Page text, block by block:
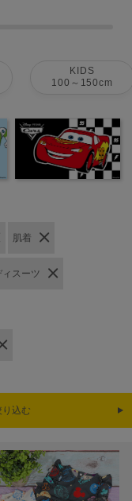
KIDS
100～150cm
肌着
ィスーツ
り込む